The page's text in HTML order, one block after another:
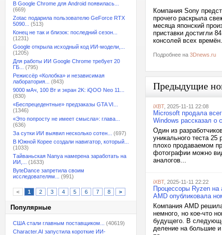
В Google Chrome для Android появилась...
(669)
Zotac подарила пользователю GeForce RTX
5090...
(513)
Конец не так и близок: последний сезон...
(1231)
Google открыла исходный код ИИ-модели,...
(1205)
Для работы ИИ Google Chrome требует 20
ГБ...
(795)
Режиссёр «Колобка» и независимая
лаборатория...
(843)
9000 мАч, 100 Вт и экран 2K: iQOO Neo 11...
(830)
«Беспрецедентные» предзаказы GTA VI...
(1346)
«Это попросту не имеет смысла»: глава...
(636)
За сутки ИИ выявил несколько сотен...
(697)
В Южной Корее создали навигатор, который...
(1033)
Тайваньская Nanya намерена заработать на
ИИ,...
(1633)
ByteDance запретила своим
исследователям...
(991)
< 1 2 3 4 5 6 7 8 >
Популярные
США стали главным поставщиком...
(40619)
Character.AI запустила короткие ИИ-
Компания Sony
прочего раскрыла
месяца японский
приставки достигли
консолей всех
Подробнее на 3Dnews.ru
Предыдущие
iXBT, 2025-11-11 22:08
Microsoft продала
Windows рассказал о
Один из
уникального теста
плохо продаваемом
фотографии можно
аналогов...
iXBT, 2025-11-11 22:22
Процессоры Ryzen
AMD опубликовала
Компания AMD
немного, но кое-что
будущего. В
деление на большие